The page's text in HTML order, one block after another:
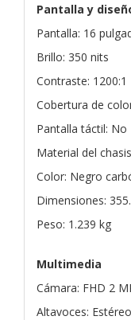
Pantalla y
Pantalla: 16
Brillo: 350 nits
Contraste: 1200:1
Cobertura de
Pantalla táctil: No
Material del
Color: Negro
Dimensiones:
Peso: 1.239 kg
Multimedia
Cámara: FHD 2
Altavoces: